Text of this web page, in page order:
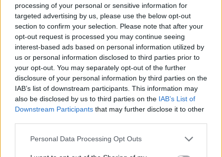
processing of your personal or sensitive information for
targeted advertising by us, please use the below opt-out
section to confirm your selection. Please note that after your
opt-out request is processed you may continue seeing
interest-based ads based on personal information utilized by
us or personal information disclosed to third parties prior to
your opt-out. You may separately opt-out of the further
disclosure of your personal information by third parties on the
IAB’s list of downstream participants. This information may
also be disclosed by us to third parties on the IAB’s List of
Downstream Participants that may further disclose it to other
Personal Data Processing Opt Outs
ΑΘΛΗΤΙΚΑ ΝΕΑ 28.12.2025 20:45
PARAPOLITIKA NEWSROOM
Premier League: Πέρασε από την έδρα
της Πάλας η Τότεναμ, έσωσε το βαθμό ο
Κάλβερτ - Λιούιν για την Λιντς
Εγγραφή στο newsletter